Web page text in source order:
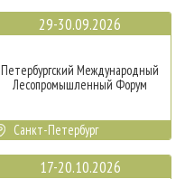
29-30.09.2026
Петербургский Международный
Лесопромышленный Форум
Санкт-Петербург
17-20.10.2026